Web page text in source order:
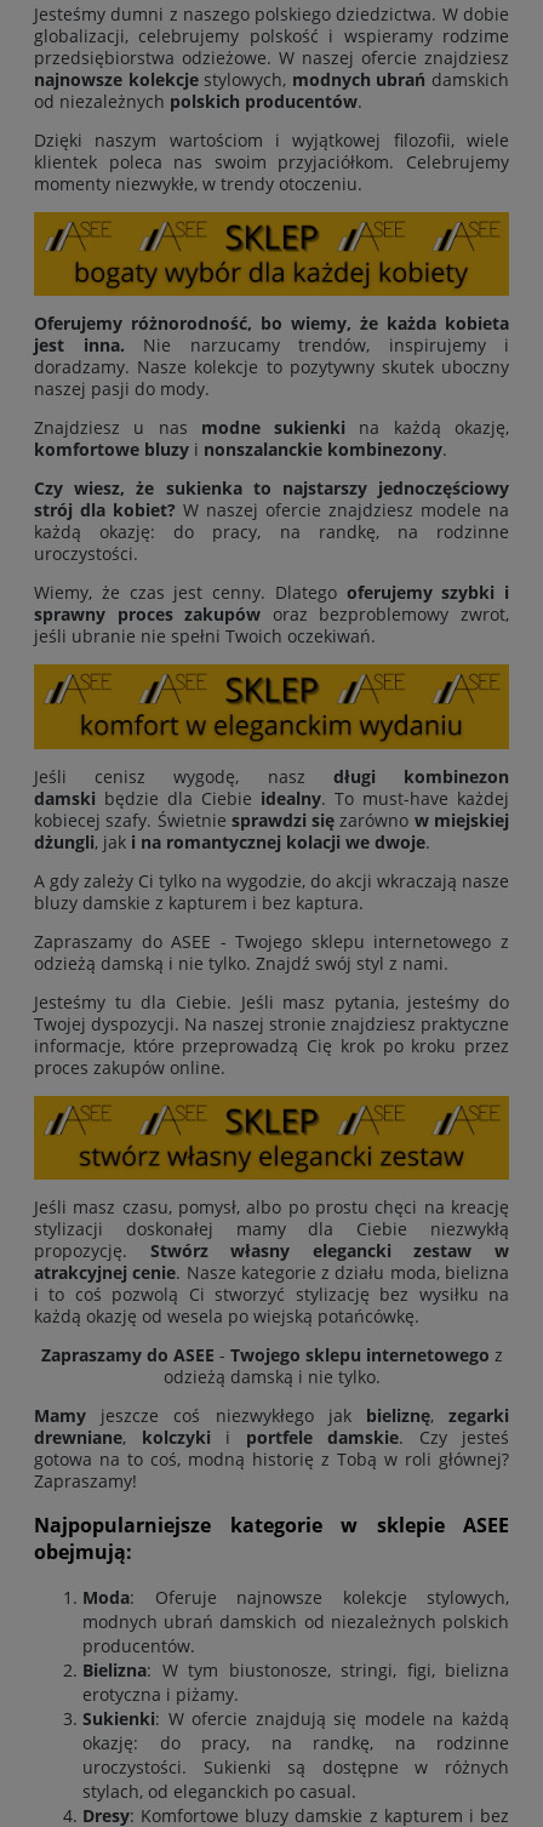
Jesteśmy dumni z naszego polskiego dziedzictwa. W dobie
globalizacji, celebrujemy polskość i wspieramy rodzime
przedsiębiorstwa odzieżowe. W naszej ofercie znajdziesz
najnowsze kolekcjestylowych, modnych ubrań damskich
od niezależnych polskich producentów.
Dzięki naszym wartościom i wyjątkowej filozofii, wiele
klientek poleca nas swoim przyjaciółkom. Celebrujemy
momenty niezwykłe, w trendy otoczeniu.
Oferujemy różnorodność, bo wiemy, że każda kobieta
jest inna. Nie narzucamy trendów, inspirujemy i
doradzamy. Nasze kolekcje to pozytywny skutek uboczny
naszej pasji do mody.
Znajdziesz u nas modne sukienki na każdą okazję,
komfortowe bluzy i nonszalanckie kombinezony.
Czy wiesz, że sukienka to najstarszy jednoczęściowy
strój dla kobiet? W naszej ofercie znajdziesz modele na
każdą okazję: do pracy, na randkę, na rodzinne
uroczystości.
Wiemy, że czas jest cenny. Dlatego oferujemy szybki i
sprawny proces zakupów oraz bezproblemowy zwrot,
jeśli ubranie nie spełni Twoich oczekiwań.
Jeśli cenisz wygodę, nasz długi kombinezon
damski będzie dla Ciebie idealny. To must-have każdej
kobiecej szafy. Świetnie sprawdzi się zarówno w miejskiej
dżungli, jak i na romantycznej kolacji we dwoje.
A gdy zależy Ci tylko na wygodzie, do akcji wkraczają nasze
bluzy damskie z kapturem i bez kaptura.
Zapraszamy do ASEE - Twojego sklepu internetowego z
odzieżą damską i nie tylko. Znajdź swój styl z nami.
Jesteśmy tu dla Ciebie. Jeśli masz pytania, jesteśmy do
Twojej dyspozycji. Na naszej stronie znajdziesz praktyczne
informacje, które przeprowadzą Cię krok po kroku przez
proces zakupów online.
Jeśli masz czasu, pomysł, albo po prostu chęci na kreację
stylizacji doskonałej mamy dla Ciebie niezwykłą
propozycję. Stwórz własny elegancki zestaw w
atrakcyjnej cenie. Nasze kategorie z działu moda, bielizna
i to coś pozwolą Ci stworzyć stylizację bez wysiłku na
każdą okazję od wesela po wiejską potańcówkę.
Zapraszamy do ASEE - Twojego sklepu internetowego z
odzieżą damską i nie tylko.
Mamy jeszcze coś niezwykłego jak bieliznę,zegarki
drewniane, kolczyki i portfele damskie. Czy jesteś
gotowa na to coś, modną historię z Tobą w roli głównej?
Zapraszamy!
Najpopularniejsze kategorie w sklepie ASEE
obejmują:
Moda: Oferuje najnowsze kolekcje stylowych,
modnych ubrań damskich od niezależnych polskich
producentów.
Bielizna: W tym biustonosze, stringi, figi, bielizna
erotyczna i piżamy.
Sukienki: W ofercie znajdują się modele na każdą
okazję: do pracy, na randkę, na rodzinne
uroczystości. Sukienki są dostępne w różnych
stylach, od eleganckich po casual.
Dresy: Komfortowe bluzy damskie z kapturem i bez